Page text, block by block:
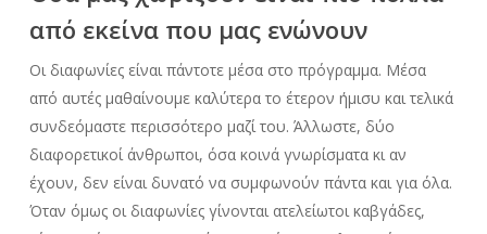
από εκείνα που μας ενώνουν
Οι διαφωνίες είναι πάντοτε μέσα στο πρόγραμμα. Μέσα
από αυτές μαθαίνουμε καλύτερα το έτερον ήμισυ και τελικά
συνδεόμαστε περισσότερο μαζί του. Άλλωστε, δύο
διαφορετικοί άνθρωποι, όσα κοινά γνωρίσματα κι αν
έχουν, δεν είναι δυνατό να συμφωνούν πάντα και για όλα.
Όταν όμως οι διαφωνίες γίνονται ατελείωτοι καβγάδες,